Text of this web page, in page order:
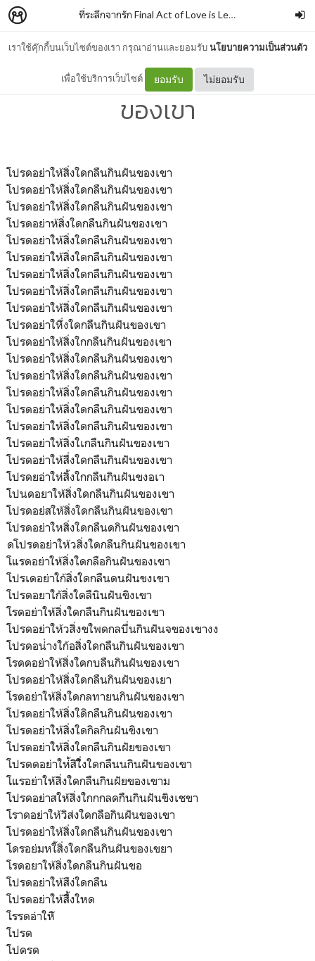
เราใช้คุ๊กกี้บนเว็บไซต์ของเรา กรุณาอ่านและยอมรับนโยบายความเป็นส่วนตัว
เพื่อใช้บริการเว็บไซต์ ยอมรับ ไม่ยอมรับ
ที่ระลึกจากรัก Final Act of Love is Letting Go lynn.
โปรดอย่าให้สิ่งใดกลืนกินฝัน
ของเขา
โปรดอย่าให้สิ่งใดกลืนกินฝันของเขา
โปรดอย่าให้สิ่งใดกลืนกินฝันของเขา
โปรดอย่าให้สิ่งใดกลืนกินฝันของเขา
โปรดอย่าห้สิ่งใดกลืนกินฝันของเขา
โปรดอย่าให้สิ่งใดกลืนกินฝันของเขา
โปรดอย่าให้สิ่งใดกลืนกินฝันของเขา
โปรดอย่าให้สิ่งใดกลืนกินฝันของเขา
โปรดอย่าให้สิ่งใดกลืนกินฝันของเขา
โปรดอย่าให้สิ่งใดกลืนกินฝันของเขา
โปรดอย่าให้ิ่งใดกลืนกินฝันของเขา
โปรดอย่าให้สิ่งใกกลืนกินฝันของเขา
โปรดอย่าให้สิ่งใดกลืนกินฝันของเขา
โปรดอย่าให้สิ่งใดกลืนกินฝันของเขา
โปรดอย่าให้สิ่งใดกลืนกินฝันของเขา
โปรดอย่าให้สิ่งใดกลืนกินฝันของเขา
โปรดอย่าให้สิ่งใดกลืนกินฝันของเขา
โปรดอย่าให้สิ่งใเกลืนกินฝันของเขา
โปรดอย่าให้สื่งใดกลืนกินฝันของเขา
โปรดยอ่าให่สิ้งใกกลืนกินฝันขงอเา
โปนดอยาให้สิ่งใดกลืนกินฝันของเขา
โปรดอย่สให้สิ่งใดกลืนกินฝันของเขา
โปรดอย่าใหสิ่งใดกลืนดกินฝันของเขา
ดโปรดอย่าให้วสิ่งใดกลืนกินฝันของเขา
โแรดอย่าให้สิ่งใดกลือกินฝันของเขา
โปรเดอย่าใก้สิ่งใดกลืนดนฝันขงเขา
โปรดอยาใก้สิ่งใดลืนินฝันขิงเขา
โรดอย่าให้สิ่งใดกลืนกินฝันของเขา
โปรดอย่าให้วสิ่งขใพดกลบื่นกินฝันจของเขางง
โปรดอน่่างใก้อสิ่งใดกลืนกินฝันของเขา
โรดดอย่าให้สิ่งใดกบลืนกินฝันของเขา
โปรดอย่าให้สิ่งใดกลืนกินฝันของเยา
โรดอย่าให้สิ่งใดกลทายนกินฝันของเขา
โปรดอย่าให้สิ่งใดิกลืนกินฝันของเขา
โปรดอย่าให้สิ่งใดกิลกินฝันขิงเขา
โปรดอย่าให้สิ่งใดกลืนกินฝัยของเขา
โปรดดอย่าให่้สิใื่งใดกลืนนกินฝันของเขา
โแรอย่าให้สิ่งใดกลืนกินฝัยของเขาม
โปรดอย่าสให้สิ่งใกกกลดกืนกินฝันขิงเชขา
โราดอย่าให้วิส่งใดกลือกินฝันของเขา
โปรดอย่าให้สิ่งใดกลืนกินฝันของเขา
โดรอย่มหใ้สิ่งใดกลืนกินฝันของเขยา
โรดอยาให้สิ่งใดกลืนกินฝันขอ
โปรดอย่าให้สืง่ใดกลืน
โปรดอย่าให้สิื้่งใหด
โรรดอ่าให้ิ
โปรด
โปดรด